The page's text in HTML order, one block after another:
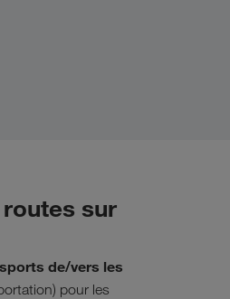
sur
de/vers les
pour les